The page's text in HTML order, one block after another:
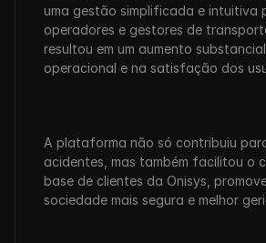
uma gestão simplificada e intuitiva
operadores e gestores de
resultou em um aumento
operacional e na satisfação dos
A plataforma não só contribuiu
acidentes, mas também facilitou o
base de clientes da Onisys,
sociedade mais segura e melhor